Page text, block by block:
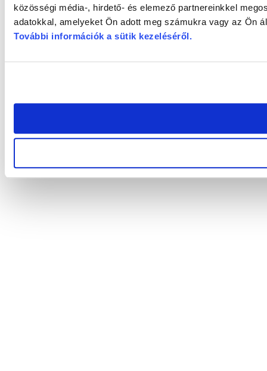
közösségi média-, hirdető- és elemező partnereinkkel
adatokkal, amelyeket Ön adott meg számukra vagy az Ön
További információk a sütik kezeléséről.